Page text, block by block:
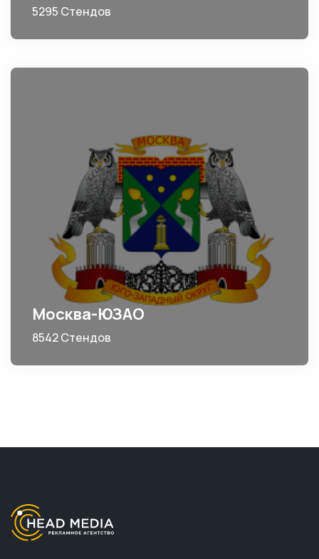
5295 Стендов
Москва-ЮЗАО
8542 Стендов